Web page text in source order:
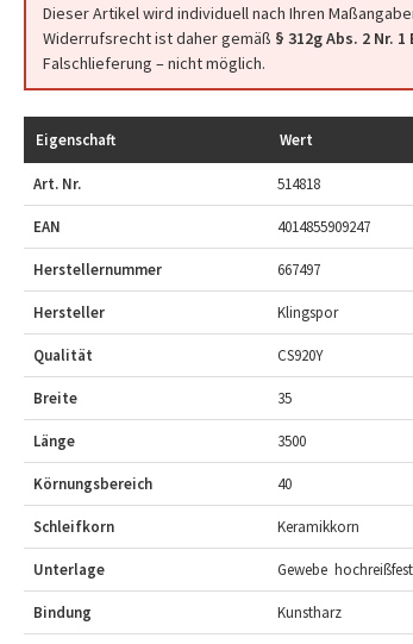
Dieser Artikel wird individuell nach Ihren
Widerrufsrecht ist daher gemäß § 312g Abs. 2 Nr. 1
Falschlieferung – nicht möglich.
Eigenschaft Wert
Art. Nr. 514818
EAN 4014855909247
Herstellernummer 667497
Hersteller Klingspor
Qualität CS920Y
Breite 35
Länge 3500
Körnungsbereich 40
Schleifkorn Keramikkorn
Unterlage Gewebe  hochreißfest
Bindung Kunstharz